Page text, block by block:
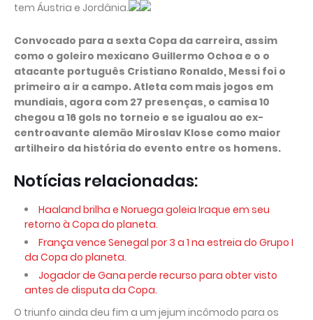
tem Áustria e Jordânia.
Convocado para a sexta Copa da carreira, assim
como o goleiro mexicano Guillermo Ochoa e o o
atacante português Cristiano Ronaldo, Messi foi o
primeiro a ir a campo. Atleta com mais jogos em
mundiais, agora com 27 presenças, o camisa 10
chegou a 16 gols no torneio e se igualou ao ex-
centroavante alemão Miroslav Klose como maior
artilheiro da história do evento entre os homens.
Notícias relacionadas:
Haaland brilha e Noruega goleia Iraque em seu
retorno à Copa do planeta.
França vence Senegal por 3 a 1 na estreia do Grupo I
da Copa do planeta.
Jogador de Gana perde recurso para obter visto
antes de disputa da Copa.
O triunfo ainda deu fim a um jejum incômodo para os